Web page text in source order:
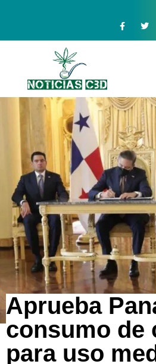
Aprueba
consumo de
para uso